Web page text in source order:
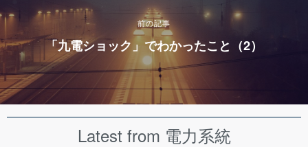
前の記事
「九電ショック」でわかったこと（2）
Latest from 電力系統